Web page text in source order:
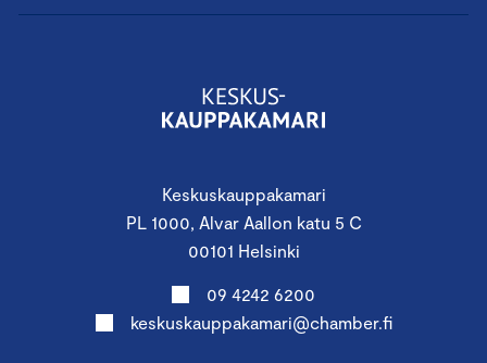
Keskuskauppakamari
PL 1000, Alvar Aallon katu 5 C
00101 Helsinki
09 4242 6200
keskuskauppakamari@chamber.fi